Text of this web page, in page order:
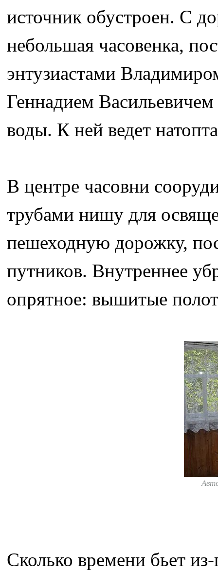
источник обустроен. С
небольшая часовенка,
энтузиастами
Геннадием
воды. К ней ведет
В центре часовни
трубами нишу для
пешеходную дорожку,
путников. Внутреннее
опрятное: вышитые
Сколько времени бьет